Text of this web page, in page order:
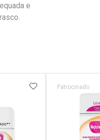
e
ADICIONAR AOS
Patrocinado